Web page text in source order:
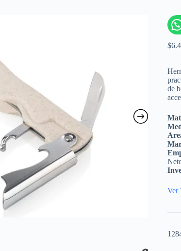
$
de
Ver